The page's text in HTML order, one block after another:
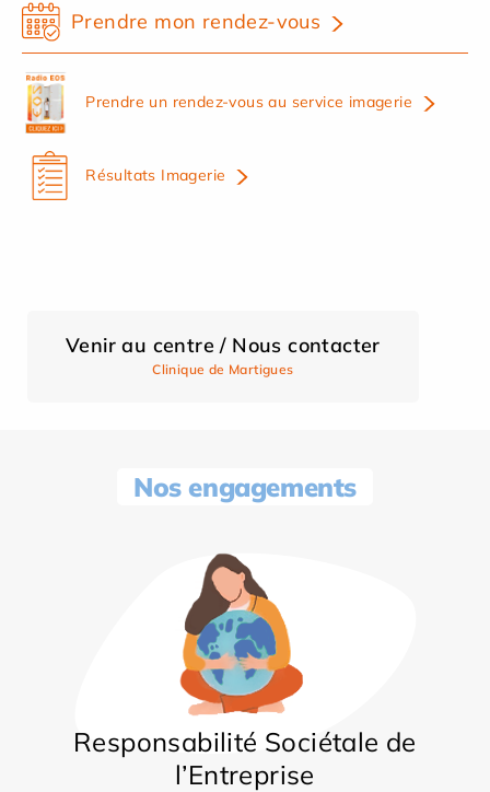
Prendre mon rendez-vous
Prendre un rendez-vous au service imagerie
Résultats Imagerie
Venir au centre / Nous contacter
Clinique de Martigues
Nos engagements
Responsabilité Sociétale de
l’Entreprise